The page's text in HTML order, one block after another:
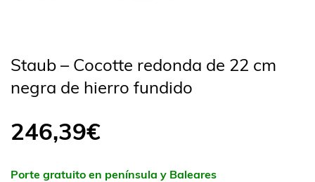
Staub – Cocotte redonda de 22 cm
negra de hierro fundido
246,39€
Porte gratuito en península y Baleares